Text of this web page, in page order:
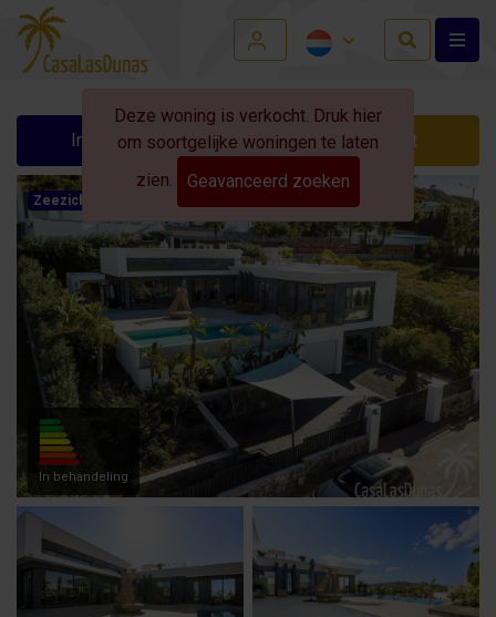
Info aanvragen Contact
Deze woning is verkocht. Druk hier
om soortgelijke woningen te laten
zien.
Geavanceerd zoeken
Zeezicht
In behandeling